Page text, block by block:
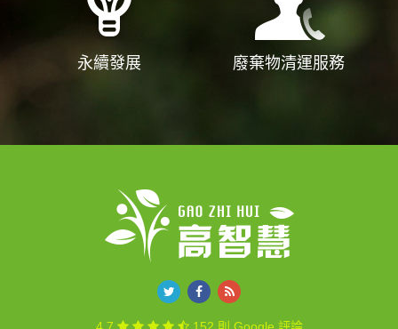
永續發展 廢棄物清運服務